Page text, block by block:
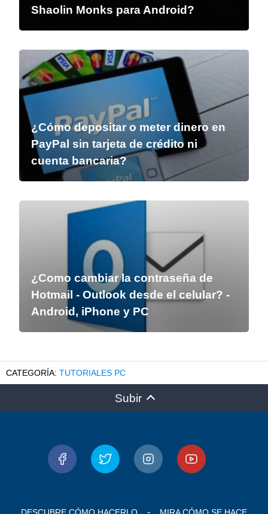
Shaolin Monks para Android?
¿Cómo depositar o meter dinero en
PayPal sin tarjeta de crédito ni
cuenta bancaria?
¿Como cambiar la contraseña de
Hotmail - Outlook desde el celular? -
Android, iPhone y PC
TUTORIALES PC
Subir
DESCUBRE CÓMO HACERLO MIRA CÓMO SE HACE